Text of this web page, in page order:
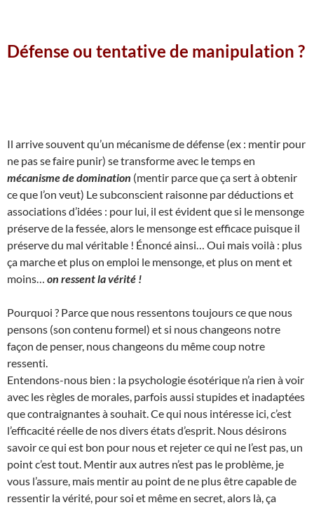
Défense ou tentative de manipulation ?
Il arrive souvent qu’un mécanisme de défense (ex : mentir pour
ne pas se faire punir) se transforme avec le temps en
mécanisme de domination (mentir parce que ça sert à obtenir
ce que l’on veut) Le subconscient raisonne par déductions et
associations d’idées : pour lui, il est évident que si le mensonge
préserve de la fessée, alors le mensonge est efficace puisque il
préserve du mal véritable ! Énoncé ainsi… Oui mais voilà : plus
ça marche et plus on emploi le mensonge, et plus on ment et
moins… on ressent la vérité !
Pourquoi ? Parce que nous ressentons toujours ce que nous
pensons (son contenu formel) et si nous changeons notre
façon de penser, nous changeons du même coup notre
ressenti.
Entendons-nous bien : la psychologie ésotérique n’a rien à voir
avec les règles de morales, parfois aussi stupides et inadaptées
que contraignantes à souhait. Ce qui nous intéresse ici, c’est
l’efficacité réelle de nos divers états d’esprit. Nous désirons
savoir ce qui est bon pour nous et rejeter ce qui ne l’est pas, un
point c’est tout. Mentir aux autres n’est pas le problème, je
vous l’assure, mais mentir au point de ne plus être capable de
ressentir la vérité, pour soi et même en secret, alors là, ça